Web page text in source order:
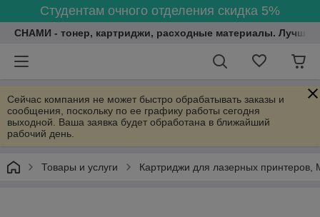
Студентам очного отделения скидка 5%
СНАМИ - тонер, картриджи, расходные материалы.
Сейчас компания не может быстро обрабатывать заказы и
сообщения, поскольку по ее графику работы сегодня
выходной. Ваша заявка будет обработана в ближайший
рабочий день.
Товары и услуги Картриджи для лазерных